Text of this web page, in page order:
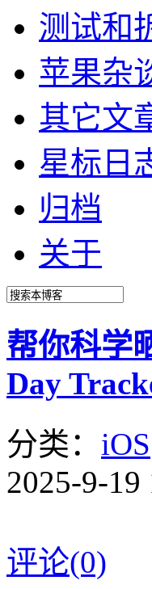
测试和
苹果杂
其它文
星标日
归档
关于
帮你科学
Day
分类： iOS
2025-9-19
评论(0)